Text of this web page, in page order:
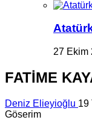
27 Ekim
FATİME
Deniz Elieyioğlu 19
Göserim